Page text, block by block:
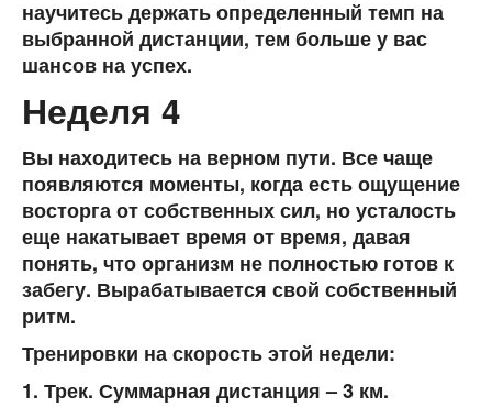
научитесь держать определенный темп на
выбранной дистанции, тем больше у вас
шансов на успех.
Неделя 4
Вы находитесь на верном пути. Все чаще
появляются моменты, когда есть ощущение
восторга от собственных сил, но усталость
еще накатывает время от время, давая
понять, что организм не полностью готов к
забегу. Вырабатывается свой собственный
ритм.
Тренировки на скорость этой недели:
1. Трек. Суммарная дистанция – 3 км.